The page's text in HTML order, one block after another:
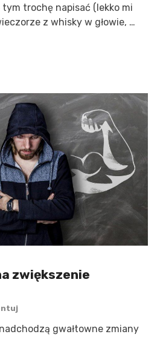
tym trochę napisać (lekko mi
z whisky w głowie, …
zwiększenie
gwałtowne zmiany